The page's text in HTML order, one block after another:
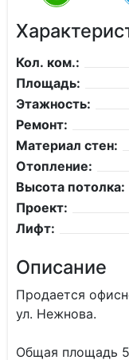
Кол. ком.:
Площадь:
Этажность:
Ремонт:
Материал стен:
Отопление:
Высота потолка:
Проект:
Лифт:
Описание
Продается
ул. Нежнова.
Общая площадь